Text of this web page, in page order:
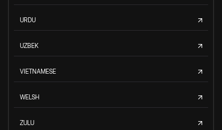
URDU
UZBEK
VIETNAMESE
WELSH
ZULU